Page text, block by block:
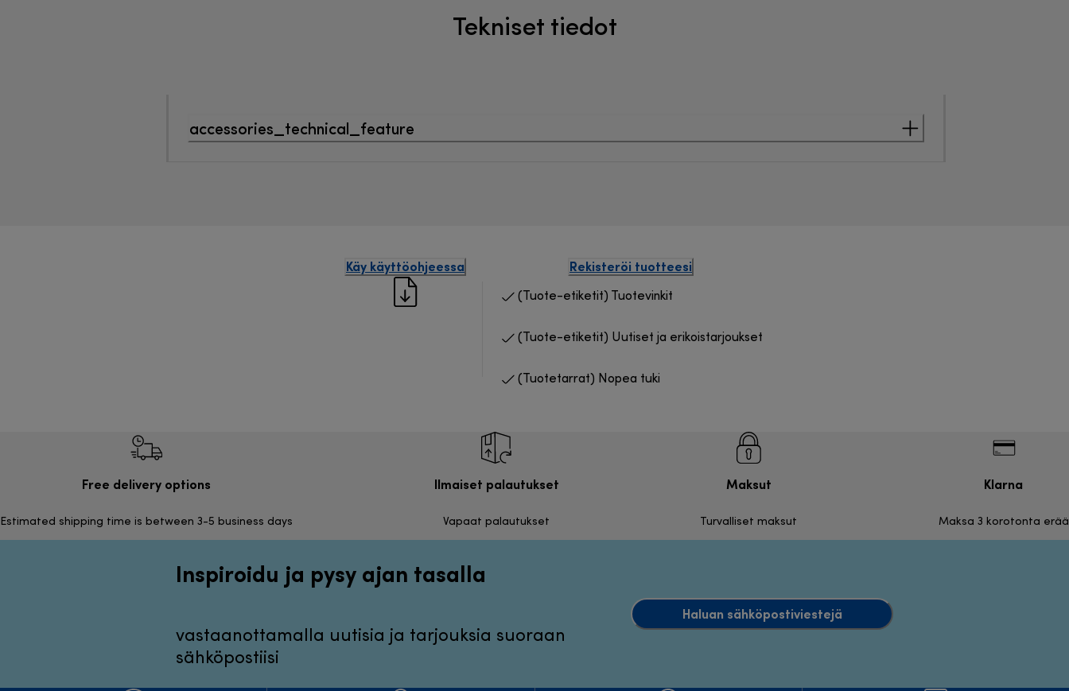
Tekniset tiedot
accessories_technical_feature
Käy käyttöohjeessa Rekisteröi tuotteesi
(Tuote-etiketit) Tuotevinkit
(Tuote-etiketit) Uutiset ja erikoistarjoukset
(Tuotetarrat) Nopea tuki
Free delivery options
Estimated shipping time is between 3-5 business days
Ilmaiset palautukset
Vapaat palautukset
Maksut
Turvalliset maksut
Klarna
Maksa 3 korotonta erää
Inspiroidu ja pysy ajan tasalla
vastaanottamalla uutisia ja tarjouksia suoraan
sähköpostiisi
Haluan sähköpostiviestejä